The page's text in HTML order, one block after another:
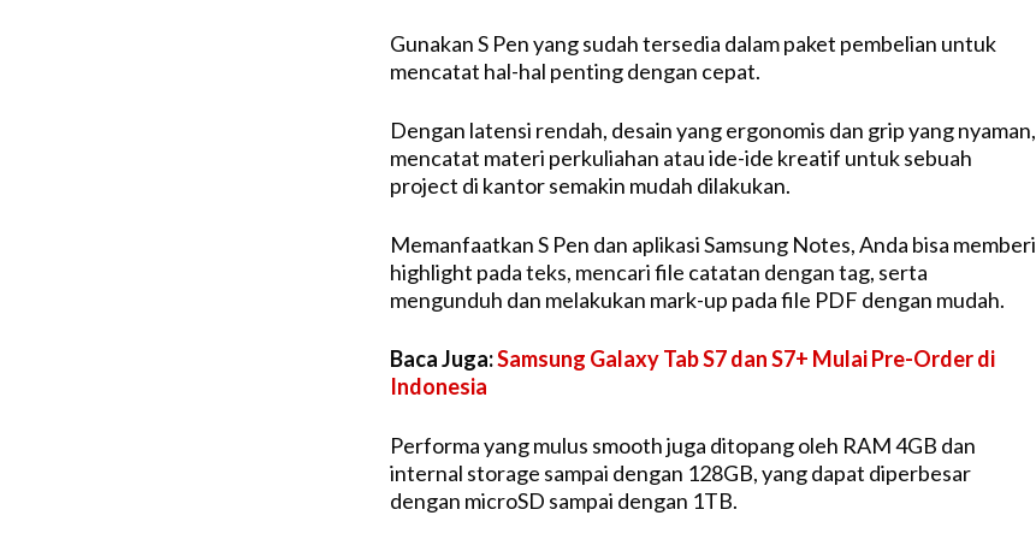
Gunakan S Pen yang sudah tersedia dalam paket pembelian untuk
mencatat hal-hal penting dengan cepat.
Dengan latensi rendah, desain yang ergonomis dan grip yang nyaman,
mencatat materi perkuliahan atau ide-ide kreatif untuk sebuah
project di kantor semakin mudah dilakukan.
Memanfaatkan S Pen dan aplikasi Samsung Notes, Anda bisa memberi
highlight pada teks, mencari file catatan dengan tag, serta
mengunduh dan melakukan mark-up pada file PDF dengan mudah.
Baca Juga:Samsung Galaxy Tab S7 dan S7+ Mulai Pre-Order di
Indonesia
Performa yang mulus smooth juga ditopang oleh RAM 4GB dan
internal storage sampai dengan 128GB, yang dapat diperbesar
dengan microSD sampai dengan 1TB.